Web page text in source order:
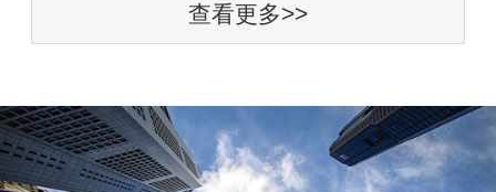
查看更多>>